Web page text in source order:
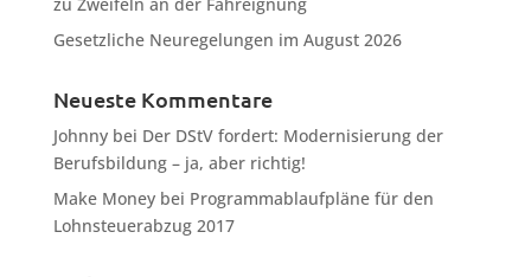
Gesetzliche Neuregelungen im August 2026
Neueste Kommentare
Johnnybei Der DStV fordert: Modernisierung der
Berufsbildung – ja, aber richtig!
Make Moneybei Programmablaufpläne für den
Lohnsteuerabzug 2017